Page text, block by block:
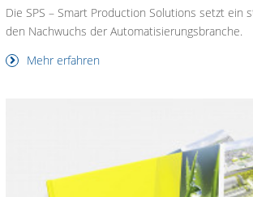
Die SPS – Smart Production Solutions setzt ein
den Nachwuchs der Automatisierungsbranche.
Mehr erfahren